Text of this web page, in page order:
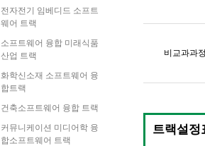
전자전기 임베디드 소프트
웨어 트랙
소프트웨어 융합 미래식품
산업 트랙
화학신소재 소프트웨어 융
합트랙
건축소프트웨어 융합 트랙
커뮤니케이션 미디어학 융
합소프트웨어 트랙
비교과과
트랙설